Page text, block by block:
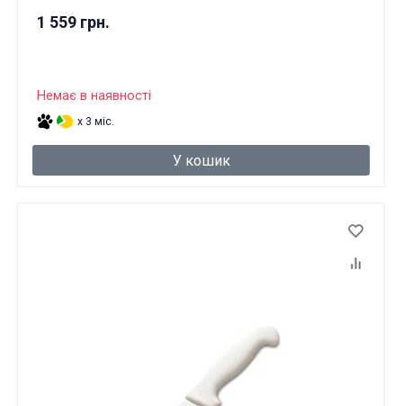
1 559 грн.
Немає в наявності
x 3 міс.
У кошик